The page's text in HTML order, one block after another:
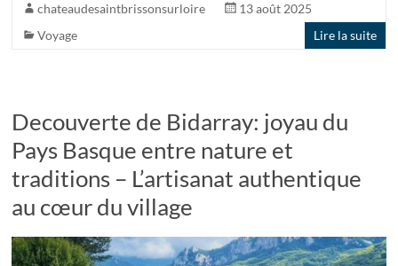
chateaudesaintbrissonsurloire
13 août 2025
Voyage
Lire la suite
Decouverte de Bidarray: joyau du
Pays Basque entre nature et
traditions – L’artisanat authentique
au cœur du village